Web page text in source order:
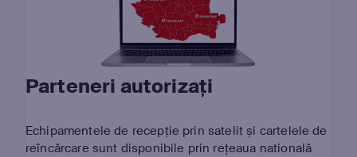
Parteneri autorizați
Echipamentele de recepție prin satelit și cartelele de
reîncărcare sunt disponibile prin rețeaua natională